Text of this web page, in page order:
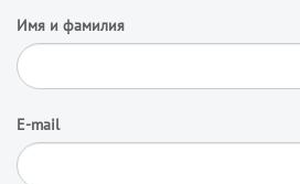
Имя и фамилия
E-mail